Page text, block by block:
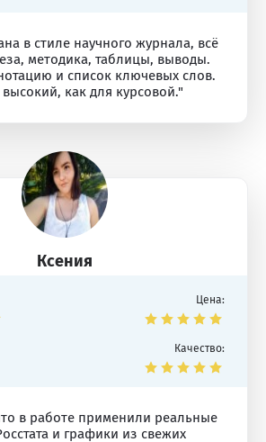
в стиле научного журнала, всё
методика, таблицы, выводы.
и список ключевых слов.
как для курсовой."
Ксения
Цена:
Качество:
в работе применили реальные
и графики из свежих